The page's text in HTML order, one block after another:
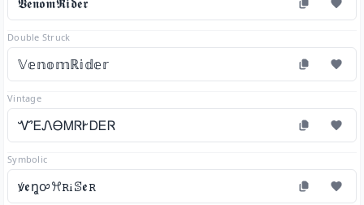
Double Struck
𝕍𝕖𝕟𝕠𝕞ℝ𝕚𝕕𝕖𝕣
Vintage
ᏉᎬᏁᎾᎷᏒᎨᎠᎬᏒ
Symbolic
ꝟꬲꬼꭴꕮꭱꭵꕷꬲꭱ